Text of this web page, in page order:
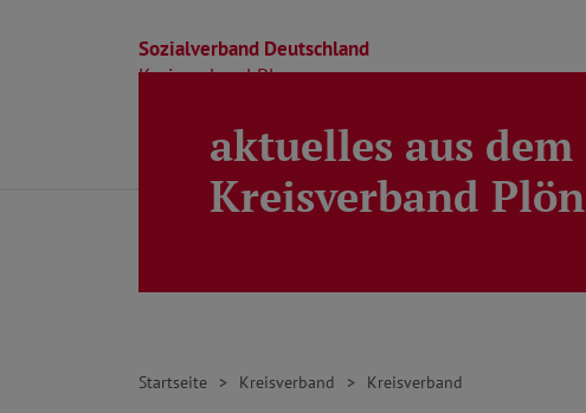
Sozialverband Deutschland
Kreisverband Ploen
Direkt zu den Inhalten springen
Beratung Ortsverbände Kreisverband
aktuelles aus dem
Kreisverband Plön
Startseite Kreisverband Kreisverband